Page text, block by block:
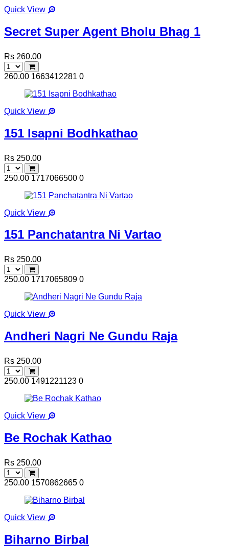
Quick View
Secret Super Agent Bholu Bhag 1
Rs 260.00
260.00 1663412281 0
Quick View
151 Isapni Bodhkathao
Rs 250.00
250.00 1717066500 0
Quick View
151 Panchatantra Ni Vartao
Rs 250.00
250.00 1717065809 0
Quick View
Andheri Nagri Ne Gundu Raja
Rs 250.00
250.00 1491221123 0
Quick View
Be Rochak Kathao
Rs 250.00
250.00 1570862665 0
Quick View
Biharno Birbal